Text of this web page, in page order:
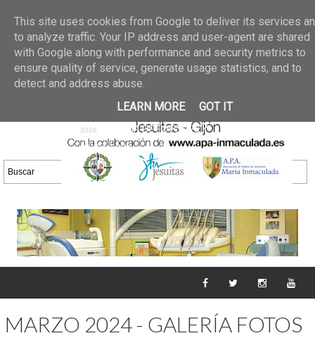
02 jun 2026
GALERIA DE FOTOS
30/05/2026
25 may 2026
GALERIA
DE FOTOS 23/05/2026
20 may
2026
GALERIA DE FOTOS
16/05/2026
DE FOTOS 09/05/2026
28 abr
2026
GALERIA DE FOTOS 25 Y
26/04/2026
MARZO 2024 - GALERÍA FOTOS
This site uses cookies from Google to deliver its services
to analyze traffic. Your IP address and user-agent are shared
with Google along with performance and security metrics to
ensure quality of service, generate usage statistics, and to
detect and address abuse.
LEARN MORE
GOT IT